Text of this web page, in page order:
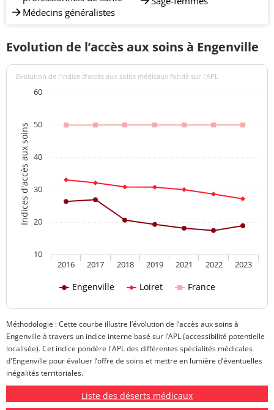
Médecins généralistes
Evolution de l’accès aux soins à Engenville
Indices d'accès aux soins
Evolution de l’indice d’accès aux soins médicaux fondé sur l'APL
Engenville Loiret France
2016 2017 2018 2019 2021 2022 2023
10
20
30
40
50
60
Méthodologie : Cette courbe illustre l’évolution de l’accès aux soins à
Engenville à travers un indice interne basé sur l’APL (accessibilité potentielle
localisée). Cet indice pondère l'APL des différentes spécialités médicales
d'Engenville pour évaluer l’offre de soins et mettre en lumière d’éventuelles
inégalités territoriales.
Liste des déserts médicaux